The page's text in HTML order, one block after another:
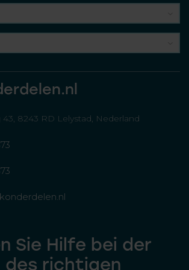
8243 RD Lelystad, Nederland
Sie Hilfe bei der
des richtigen